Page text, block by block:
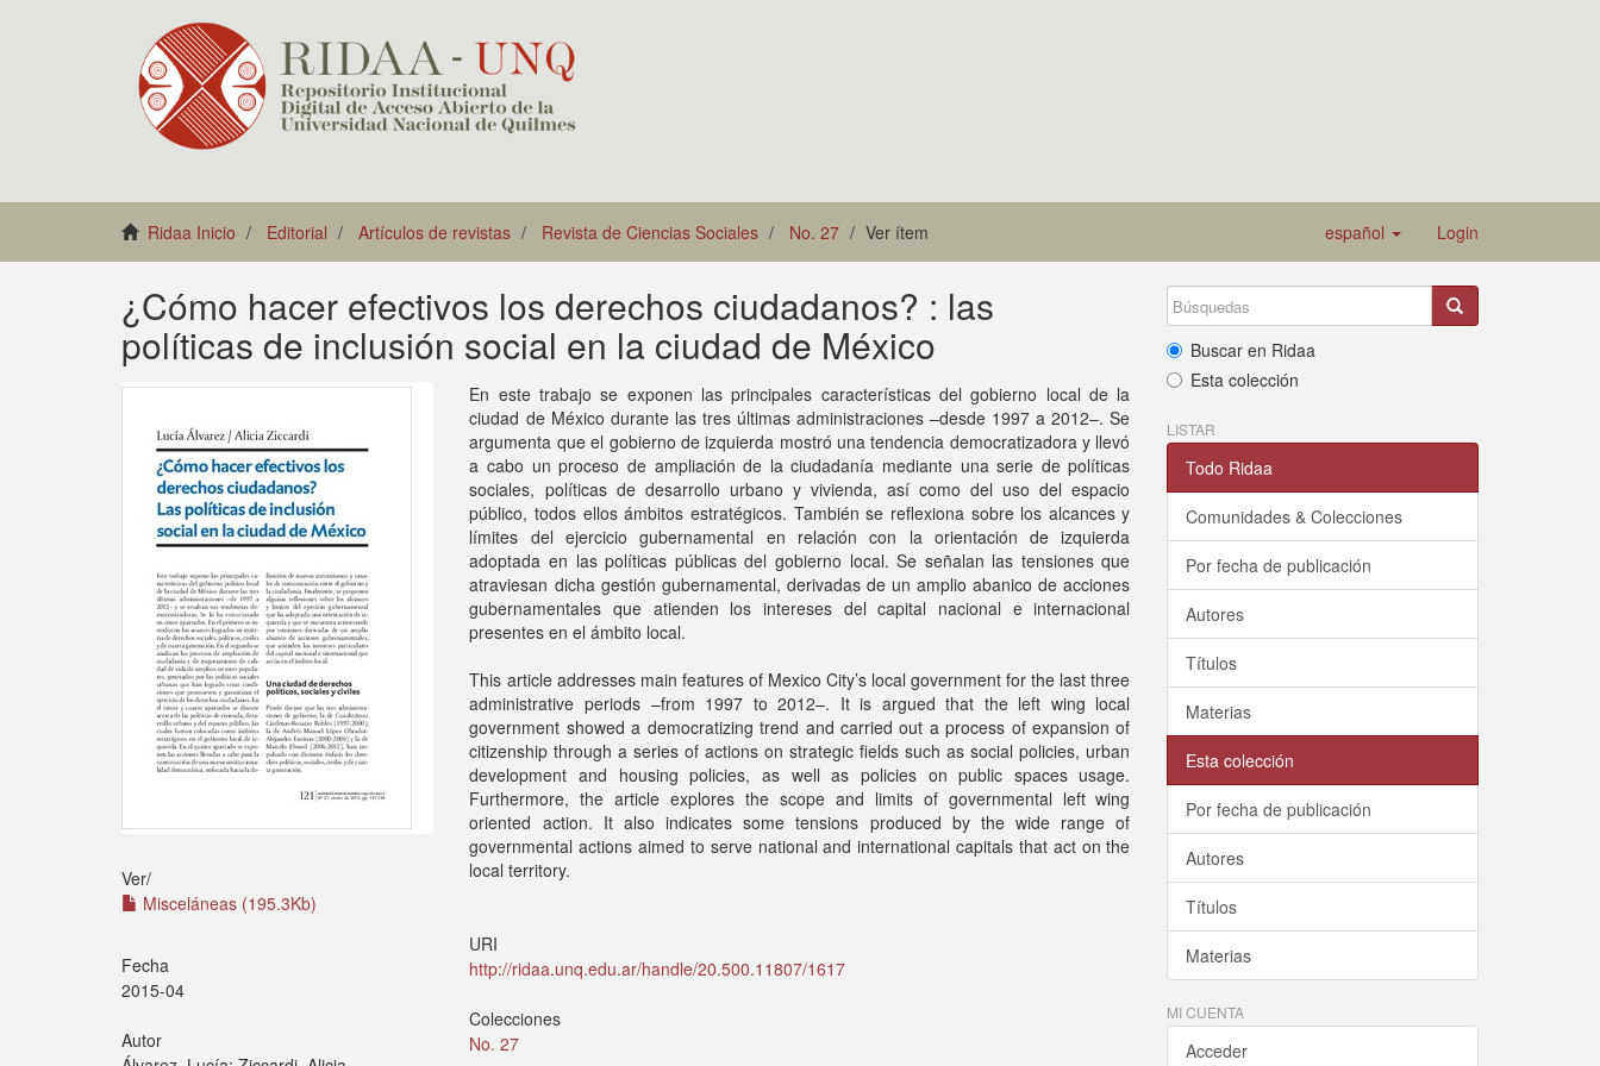
Ridaa Inicio Editorial Artículos de revistas Revista de Ciencias Sociales No. 27 Ver ítem español Login
¿Cómo hacer efectivos los derechos ciudadanos? : las
políticas de inclusión social en la ciudad de México
Ver/
Misceláneas (195.3Kb)
Fecha
2015-04
Autor
En este trabajo se exponen las principales características del gobierno local de la
ciudad de México durante las tres últimas administraciones –desde 1997 a 2012–. Se
argumenta que el gobierno de izquierda mostró una tendencia democratizadora y llevó
a cabo un proceso de ampliación de la ciudadanía mediante una serie de políticas
sociales, políticas de desarrollo urbano y vivienda, así como del uso del espacio
público, todos ellos ámbitos estratégicos. También se reflexiona sobre los alcances y
límites del ejercicio gubernamental en relación con la orientación de izquierda
adoptada en las políticas públicas del gobierno local. Se señalan las tensiones que
atraviesan dicha gestión gubernamental, derivadas de un amplio abanico de acciones
gubernamentales que atienden los intereses del capital nacional e internacional
presentes en el ámbito local.
This article addresses main features of Mexico City’s local government for the last three
administrative periods –from 1997 to 2012–. It is argued that the left wing local
government showed a democratizing trend and carried out a process of expansion of
citizenship through a series of actions on strategic fields such as social policies, urban
development and housing policies, as well as policies on public spaces usage.
Furthermore, the article explores the scope and limits of governmental left wing
oriented action. It also indicates some tensions produced by the wide range of
governmental actions aimed to serve national and international capitals that act on the
local territory.
URI
http://ridaa.unq.edu.ar/handle/20.500.11807/1617
Colecciones
No. 27
Buscar en Ridaa
Esta colección
LISTAR
Todo Ridaa
Comunidades & Colecciones
Por fecha de publicación
Autores
Títulos
Materias
Esta colección
Por fecha de publicación
Autores
Títulos
Materias
MI CUENTA
Acceder